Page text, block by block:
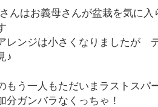
んはお義母さんが盆栽を気に
レンジは小さくなりましたが
♪
もう一人もただいまラストスパ
分ガンバラなくっちゃ！